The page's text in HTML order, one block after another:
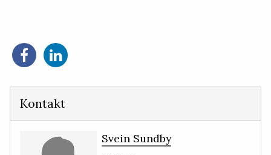
Del
på
Del
på
Kontakt
Svein Sundby